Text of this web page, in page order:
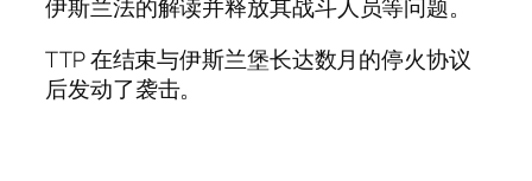
伊斯兰法的解读并释放其战斗人员等问题。
TTP 在结束与伊斯兰堡长达数月的停火协议
后发动了袭击。